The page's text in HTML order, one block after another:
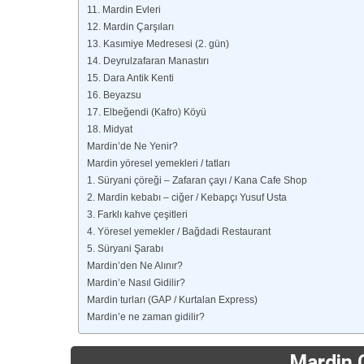
11. Mardin Evleri
12. Mardin Çarşıları
13. Kasımiye Medresesi (2. gün)
14. Deyrulzafaran Manastırı
15. Dara Antik Kenti
16. Beyazsu
17. Elbeğendi (Kafro) Köyü
18. Midyat
Mardin’de Ne Yenir?
Mardin yöresel yemekleri / tatları
1. Süryani çöreği – Zafaran çayı / Kana Cafe Shop
2. Mardin kebabı – ciğer / Kebapçı Yusuf Usta
3. Farklı kahve çeşitleri
4. Yöresel yemekler / Bağdadi Restaurant
5. Süryani Şarabı
Mardin’den Ne Alınır?
Mardin’e Nasıl Gidilir?
Mardin turları (GAP / Kurtalan Express)
Mardin’e ne zaman gidilir?